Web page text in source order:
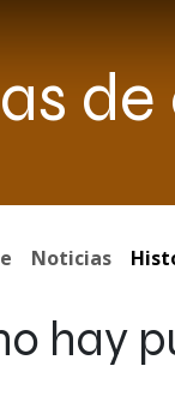
Noticias
hay